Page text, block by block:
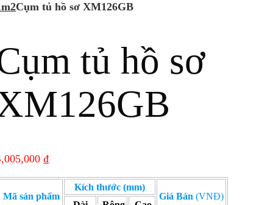
Cụm tủ hồ sơ XM126GB
tủ hồ sơ
₫
Mã sản phẩm
Kích thước (mm)
Giá Bán (VNĐ)